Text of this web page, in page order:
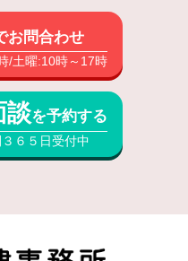
お問合わせ
/土曜:10時～17時
談を予約する
３６５日受付中